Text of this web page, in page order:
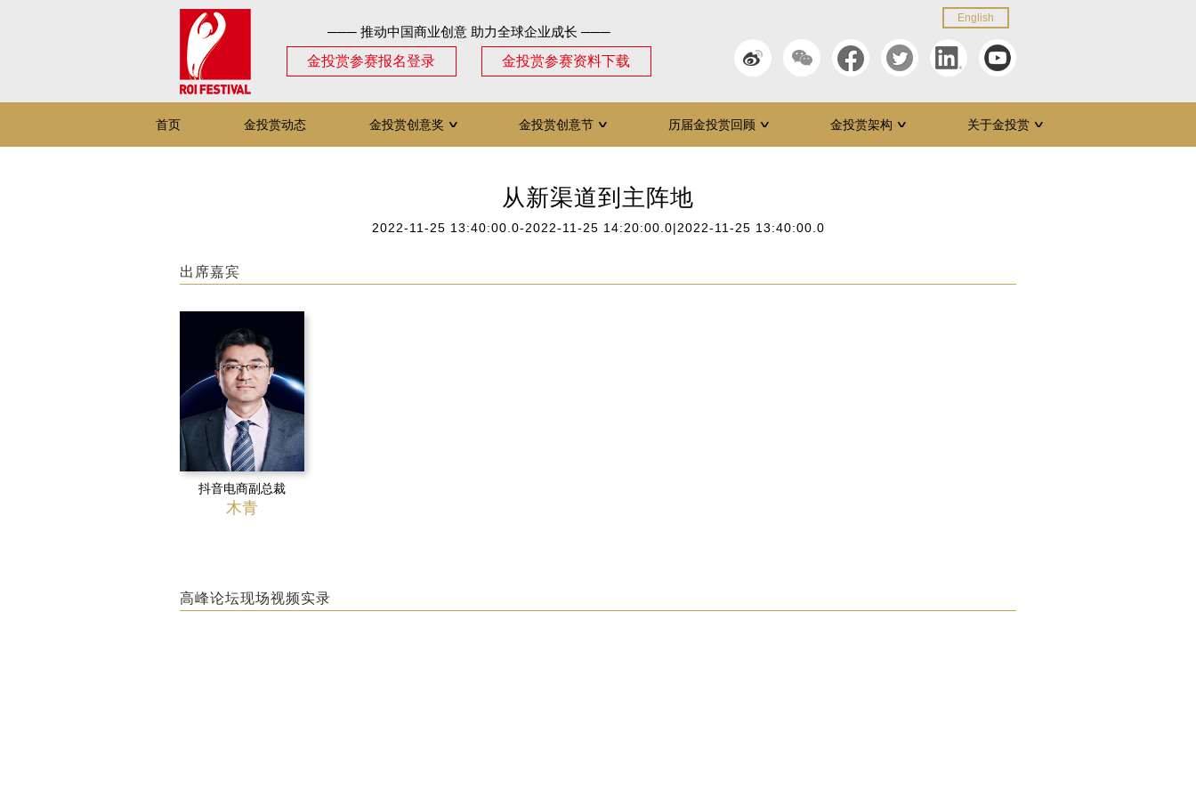
─── 推动中国商业创意 助力全球企业成长 ───
金投赏参赛报名登录
金投赏参赛资料下载
English
首页 金投赏动态 金投赏创意奖 ∨ 金投赏创意节 ∨ 历届金投赏回顾 ∨ 金投赏架构 ∨ 关于金投赏 ∨
从新渠道到主阵地
2022-11-25 13:40:00.0-2022-11-25 14:20:00.0|2022-11-25 13:40:00.0
出席嘉宾
抖音电商副总裁
木青
高峰论坛现场视频实录